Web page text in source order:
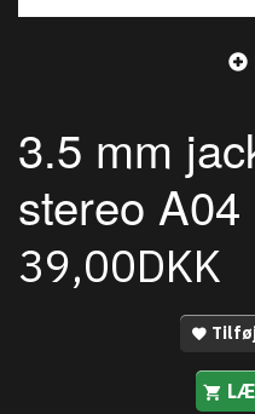
3.5 mm
stereo A04
39,00DKK